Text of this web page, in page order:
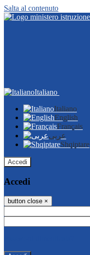
Salta al contenuto
Italiano
Italiano
English
Français
عربى
Shqiptare
Accedi
Accedi
button close ×